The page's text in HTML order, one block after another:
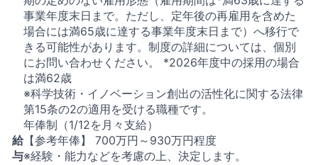
事業年度末日まで。ただし、定年後の再雇用を含めた
場合には満65歳に達する事業年度末日まで）へ移行で
きる可能性があります。制度の詳細については、個別
にお問い合わせください。 *2026年度中の採用の場合
は満62歳
※科学技術・イノベーション創出の活性化に関する法律
第15条の2の適用を受ける職種です。
給
与
年俸制（1/12を月々支給）
【参考年俸】 700万円～930万円程度
※経験・能力などを考慮の上、決定します。